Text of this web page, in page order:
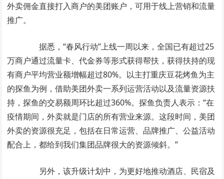
外卖佣金直接打入商户的美团账户，可用于线上营销和流量
推广。
据悉，“春风行动”上线一周以来，全国已有超过25
万商户通过流量卡、代金券等形式获得帮扶，获得扶持的现
有商户平均营业额增幅超过80%。以主打重庆豆花烤鱼为主
的探鱼为例，借助美团外卖一系列运营活动以及流量资源扶
持，探鱼的交易额周环比超过360%。探鱼负责人表示：“在
疫情期间，外卖就是门店的所有营业来源。这段时间，美团
外卖的资源很充足，包括在日常运营、品牌推广、公益活动
配合上，都给到我们集团品牌很大的资源倾斜。”
另外，该升级计划中，为更好地推动酒店、民宿及